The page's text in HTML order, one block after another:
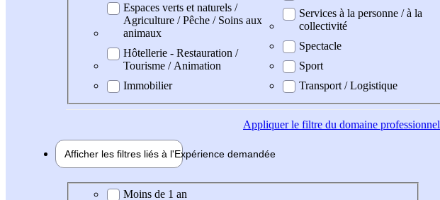
Espaces verts et naturels /
Agriculture / Pêche / Soins aux
animaux
Hôtellerie - Restauration /
Tourisme / Animation
Immobilier
Services à la personne / à la
collectivité
Spectacle
Sport
Transport / Logistique
Appliquerle filtre du domaine professionnel
Afficher les filtres liés à l'Expérience demandée
Expérience demandée
Moins de 1 an